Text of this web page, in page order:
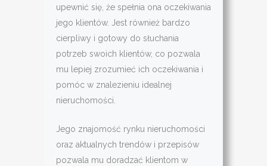
upewnić się, że spełnia ona oczekiwania
jego klientów. Jest również bardzo
cierpliwy i gotowy do słuchania
potrzeb swoich klientów, co pozwala
mu lepiej zrozumieć ich oczekiwania i
pomóc w znalezieniu idealnej
nieruchomości.
Jego znajomość rynku nieruchomości
oraz aktualnych trendów i przepisów
pozwala mu doradzać klientom w